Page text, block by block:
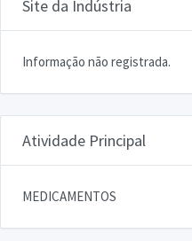
Site da Indústria
Informação não registrada.
Atividade Principal
MEDICAMENTOS